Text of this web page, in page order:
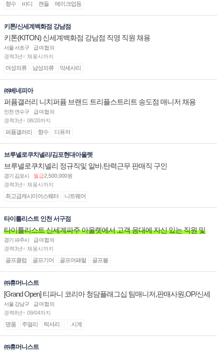
향수 바디 캔들 메이크업등
키톤/신세계백화점 강남점
키톤(KITON) 신세계백화점 강남점 직영 직원 채용
서울 서초구
급여협의
경력3년↑ 채용시까지
여성의류 남성의류 악세사리
㈜베네피아
퍼퓸갤러리 니치퍼퓸 브랜드 트리플스트리트 송도점 매니저 채용
인천 연수구
급여협의
경력3년↑ 08/20까지
퍼퓸갤러리 향수 디퓨저
브루넬로쿠치넬리/김포현대아울렛
브루넬로쿠치넬리 정규직및 알바.탄력근무 판매직 구인
경기 김포시 월급2,500,000원
경력3년↑ 채용시까지
최고급캐시미어스웨터 니트웨어
타이틀리스트 인천 서구점
타이틀리스트 신세계파주 아울렛에서 고객 응대에 자신 있는 직원 및
주말 알바 고정 직원분을 구인합니다.
경기 파주시
급여협의
경력3년↑ 채용시까지
골프클럽 골프기어 골프어패럴 골프볼
㈜휴머니스트
[Grand Open] 티파니 코리아 청담플래그십 팀매니저,판매사원,OP/신세
계대전 판매사원 채용
서울 강남구
급여협의
경력8년↑ 09/04까지
명품 주얼리 럭셔리 시계
㈜휴머니스트